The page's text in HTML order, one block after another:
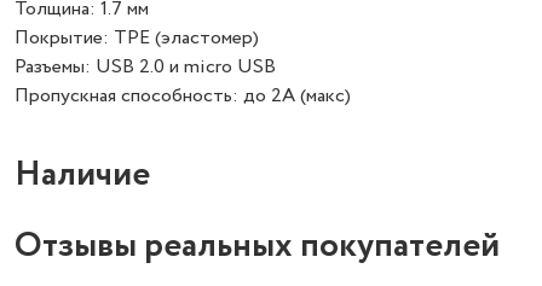
Толщина: 1.7 мм
Покрытие: TPE (эластомер)
Разъемы: USB 2.0 и micro USB
Пропускная способность: до 2А (макс)
Наличие
Отзывы реальных покупателей